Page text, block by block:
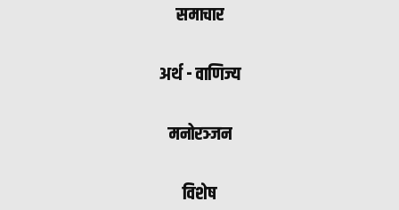
समाचार
अर्थ - वाणिज्य
मनोरञ्जन
विशेष